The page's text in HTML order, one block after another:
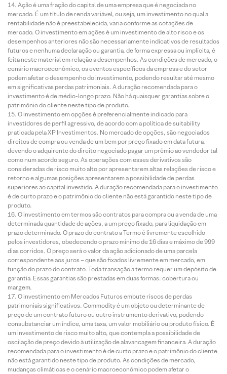
Ação é uma fração do capital de uma empresa que é negociada no
mercado. É um título de renda variável, ou seja, um investimento no qual a
rentabilidade não é preestabelecida, varia conforme as cotações de
mercado. O investimento em ações é um investimento de alto risco e os
desempenhos anteriores não são necessariamente indicativos de resultados
futuros e nenhuma declaração ou garantia, de forma expressa ou implícita, é
feita neste material em relação a desempenhos. As condições de mercado, o
cenário macroeconômico, os eventos específicos da empresa e do setor
podem afetar o desempenho do investimento, podendo resultar até mesmo
em significativas perdas patrimoniais. A duração recomendada para o
investimento é de médio-longo prazo. Não há quaisquer garantias sobre o
patrimônio do cliente neste tipo de produto.
O investimento em opções é preferencialmente indicado para
investidores de perfil agressivo, de acordo com a política de suitability
praticada pela XP Investimentos. No mercado de opções, são negociados
direitos de compra ou venda de um bem por preço fixado em data futura,
devendo o adquirente do direito negociado pagar um prêmio ao vendedor tal
como num acordo seguro. As operações com esses derivativos são
consideradas de risco muito alto por apresentarem altas relações de risco e
retorno e algumas posições apresentarem a possibilidade de perdas
superiores ao capital investido. A duração recomendada para o investimento
é de curto prazo e o patrimônio do cliente não está garantido neste tipo de
produto.
O investimento em termos são contratos para compra ou a venda de uma
determinada quantidade de ações, a um preço fixado, para liquidação em
prazo determinado. O prazo do contrato a Termo é livremente escolhido
pelos investidores, obedecendo o prazo mínimo de 16 dias e máximo de 999
dias corridos. O preço será o valor da ação adicionado de uma parcela
correspondente aos juros – que são fixados livremente em mercado, em
função do prazo do contrato. Toda transação a termo requer um depósito de
garantia. Essas garantias são prestadas em duas formas: cobertura ou
margem.
O investimento em Mercados Futuros embute riscos de perdas
patrimoniais significativos. Commodity é um objeto ou determinante de
preço de um contrato futuro ou outro instrumento derivativo, podendo
consubstanciar um índice, uma taxa, um valor mobiliário ou produto físico. É
um investimento de risco muito alto, que contempla a possibilidade de
oscilação de preço devido à utilização de alavancagem financeira. A duração
recomendada para o investimento é de curto prazo e o patrimônio do cliente
não está garantido neste tipo de produto. As condições de mercado,
mudanças climáticas e o cenário macroeconômico podem afetar o